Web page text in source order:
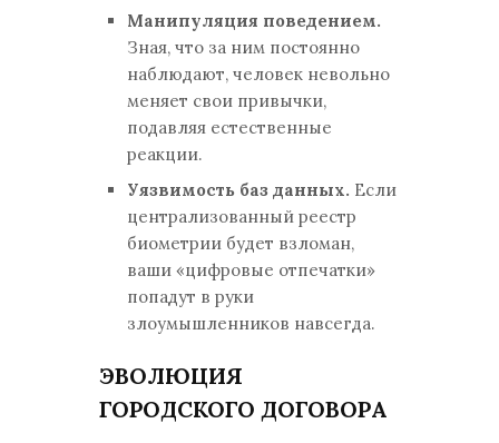
Манипуляция поведением.
Зная, что за ним постоянно
наблюдают, человек невольно
меняет свои привычки,
подавляя естественные
реакции.
Уязвимость баз данных. Если
централизованный реестр
биометрии будет взломан,
ваши «цифровые отпечатки»
попадут в руки
злоумышленников навсегда.
ЭВОЛЮЦИЯ
ГОРОДСКОГО ДОГОВОРА